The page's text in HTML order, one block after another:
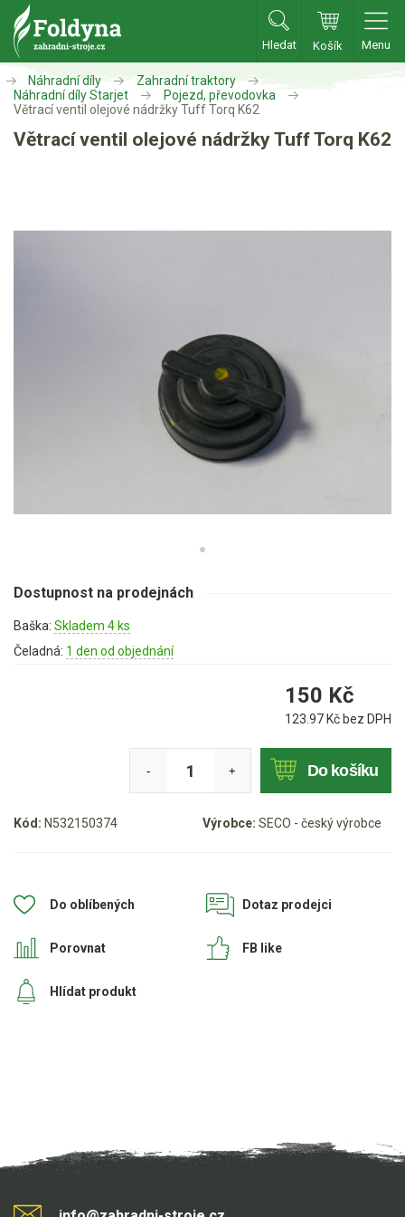
Hledat Košík Menu
Zahradní traktory
Křovinořezy a vyžínače
Benzínové křovinořezy a vyžínače
Motorové pily
Benzínové pily
AKU zahradní technika
Aku sekačky
Aku AL-KO
Štípačka na dřevo
Sněhové frézy
Náhradní díly
Zahradní traktory
Náhradní díly Starjet
Pojezd, převodovka
Větrací ventil olejové nádržky Tuff Torq K62
Větrací ventil olejové nádržky Tuff Torq K62
Kód: N532150374 Výrobce: SECO - český výrobce
Dostupnost na prodejnách
Baška: Skladem 4 ks
Čeladná: 1 den od objednání
150 Kč
123.97 Kč bez DPH
- + Do košíku
Do oblíbených
Porovnat
Dotaz prodejci
Hlídat produkt
FB like